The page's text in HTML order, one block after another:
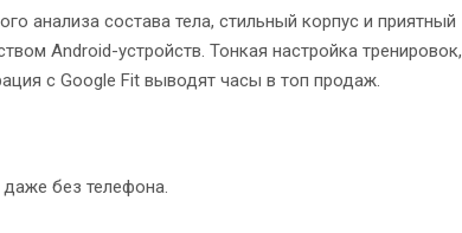
анализа состава тела, стильный корпус и приятный
Android-устройств. Тонкая настройка тренировок,
с Google Fit выводят часы в топ продаж.
без телефона.